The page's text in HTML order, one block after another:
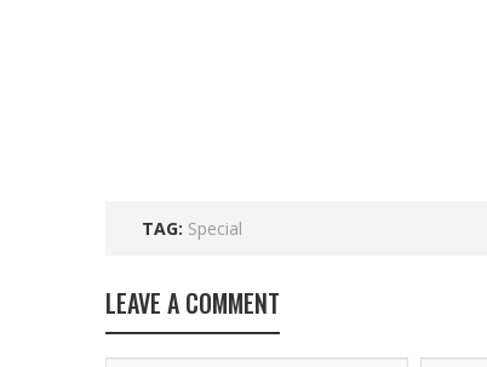
TAG: Special
LEAVE A COMMENT